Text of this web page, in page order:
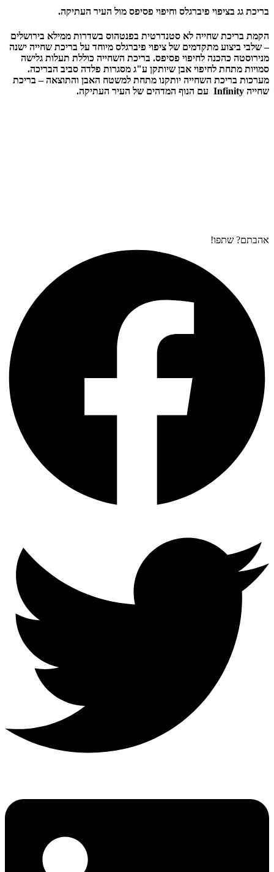
בריכת גג בציפוי פיברגלס וחיפוי פסיפס מול העיר העתיקה.
הקמת בריכת שחייה לא סטנדרטית בפנטהוס בשדרות ממילא בירושלים
– שלבי ביצוע מתקדמים של ציפוי פיברגלס מיוחד על בריכת שחייה ישנה
מנירוסטה כהכנה לחיפוי פסיפס. בריכת השחייה כוללת תעלות גלישה
סמויות מתחת לחיפוי אבן שיותקן ע"ג מסגרות פלדה סביב הבריכה.
מערכות בריכת השחייה יותקנו מתחת למשטח האבן והתוצאה – בריכת
שחייה Infinity עם הנוף המדהים של העיר העתיקה.
אהבתם? שתפו!